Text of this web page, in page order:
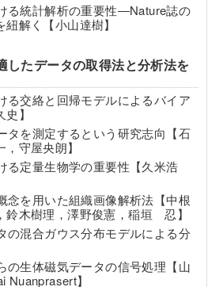
る統計解析の重要性―Nature誌の
解く【小山達樹】
したデータの取得法と分析法を
る交絡と回帰モデルによるバイア
】
タを測定するという研究志向【石
守屋央朗】
る定量生物学の重要性【久米浩
念を用いた組織画像解析法【中根
鈴木樹理，澤野俊憲，稲垣 忍】
の混合ガウス分布モデルによる分
の生体磁気データの信号処理【山
Nuanprasert】